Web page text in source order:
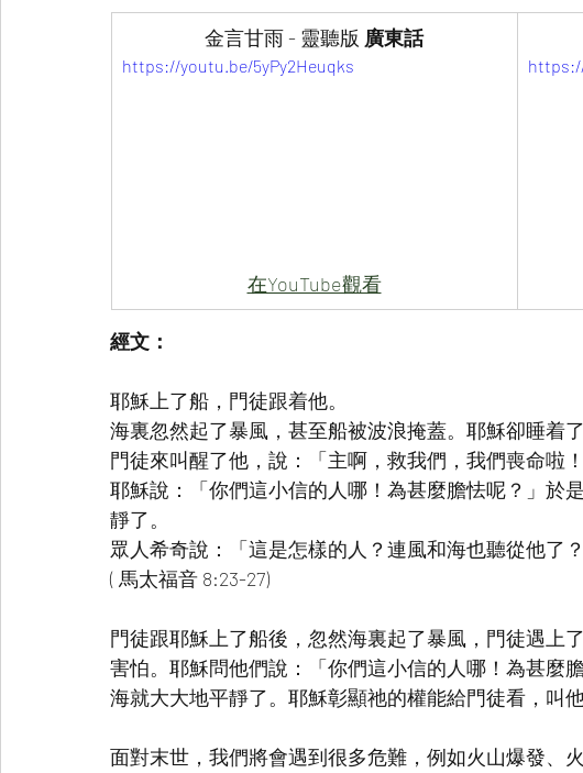
金言甘雨 - 靈聽版 廣東話
https://youtu.be/5yPy2Heuqks
在YouTube觀看
經文：
耶穌上了船，門徒跟着他。
海裏忽然起了暴風，甚至船被波浪掩蓋。耶穌卻睡着了
門徒來叫醒了他，說：「主啊，救我們，我們喪命啦！
耶穌說：「你們這小信的人哪！為甚麼膽怯呢？」於
靜了。
眾人希奇說：「這是怎樣的人？連風和海也聽從他了？
( 馬太福音 8:23-27)
門徒跟耶穌上了船後，忽然海裏起了暴風，門徒遇上
害怕。耶穌問他們說：「你們這小信的人哪！為甚麼
海就大大地平靜了。耶穌彰顯祂的權能給門徒看，叫他
面對末世，我們將會遇到很多危難，例如火山爆發、